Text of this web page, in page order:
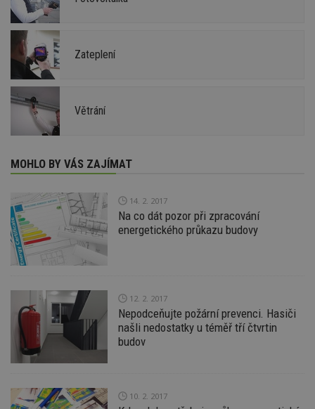
Zateplení
Větrání
MOHLO BY VÁS ZAJÍMAT
14. 2. 2017
Na co dát pozor při zpracování
energetického průkazu budovy
12. 2. 2017
Nepodceňujte požární prevenci. Hasiči
našli nedostatky u téměř tří čtvrtin
budov
10. 2. 2017